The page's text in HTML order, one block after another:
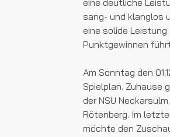
eine deutliche
sang- und klanglos
eine solide Leistung
Punktgewinnen
Am Sonntag den
Spielplan. Zuhause
der NSU
Rötenberg. Im
möchte den